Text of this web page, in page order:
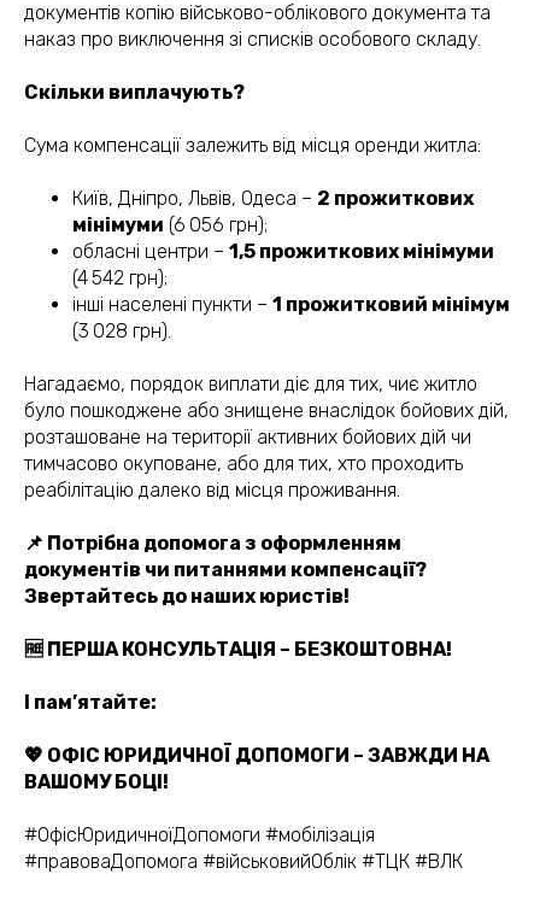
документів копію військово-облікового документа та
наказ про виключення зі списків особового складу.
Скільки виплачують?
Сума компенсації залежить від місця оренди житла:
Київ, Дніпро, Львів, Одеса – 2 прожиткових
мінімуми (6 056 грн);
обласні центри – 1,5 прожиткових мінімуми
(4 542 грн);
інші населені пункти – 1 прожитковий мінімум
(3 028 грн).
Нагадаємо, порядок виплати діє для тих, чиє житло
було пошкоджене або знищене внаслідок бойових дій,
розташоване на території активних бойових дій чи
тимчасово окуповане, або для тих, хто проходить
реабілітацію далеко від місця проживання.
📌 Потрібна допомога з оформленням
документів чи питаннями компенсації?
Звертайтесь до наших юристів!
🆓 ПЕРША КОНСУЛЬТАЦІЯ – БЕЗКОШТОВНА!
І пам’ятайте:
💖 ОФІС ЮРИДИЧНОЇ ДОПОМОГИ – ЗАВЖДИ НА
ВАШОМУ БОЦІ!
#ОфісЮридичноїДопомоги #мобілізація
#правоваДопомога #військовийОблік #ТЦК #ВЛК
Політика конфіденційності
Договір публічної оферти
jur.kiev.ua@gmail.com